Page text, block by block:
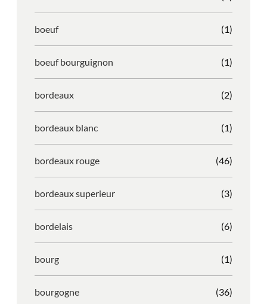
boeuf (1)
boeuf bourguignon (1)
bordeaux (2)
bordeaux blanc (1)
bordeaux rouge (46)
bordeaux superieur (3)
bordelais (6)
bourg (1)
bourgogne (36)